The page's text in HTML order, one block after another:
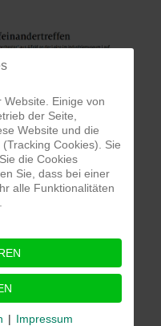
Hormersdorf
Einige von
der Seite,
Website und die
Cookies). Sie
die Cookies
Sie, dass bei einer
alle Funktionalitäten
| Impressum